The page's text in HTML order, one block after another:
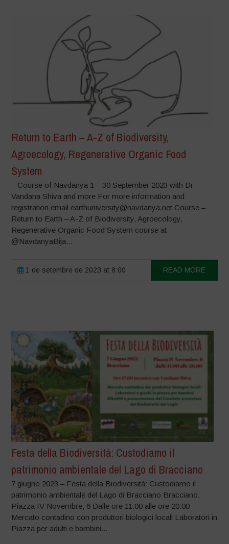
Return to Earth – A-Z of Biodiversity,
Agroecology, Regenerative Organic Food
System
– Course of Navdanya 1 – 30 September 2023 with Dr
Vandana Shiva and more For more information and
registration email earthuniversity@navdanya.net Course –
Return to Earth – A-Z of Biodiversity, Agroecology,
Regenerative Organic Food System course at
@NavdanyaBija...
1 de setembre de 2023 at 8:00 READ MORE
Festa della Biodiversità: Custodiamo il
patrimonio ambientale del Lago di Bracciano
7 giugno 2023 – Festa della Biodiversità: Custodiamo il
patrimonio ambientale del Lago di Bracciano Bracciano,
Piazza IV Novembre, 6 Dalle ore 11:00 alle ore 20:00
Mercato contadino con produttori biologici locali Laboratori in
Piazza per adulti e bambini...